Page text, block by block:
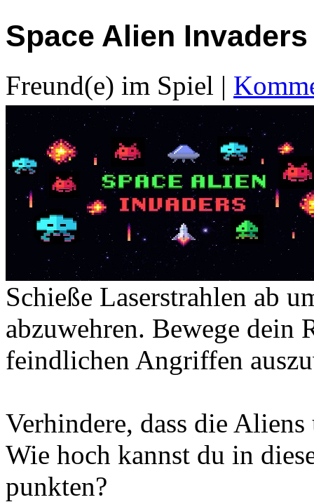
Space Alien Invaders
Freund(e) im Spiel |
Schieße Laserstrahlen ab
abzuwehren. Bewege dein
feindlichen Angriffen
Verhindere, dass die
Wie hoch kannst du in
punkten?